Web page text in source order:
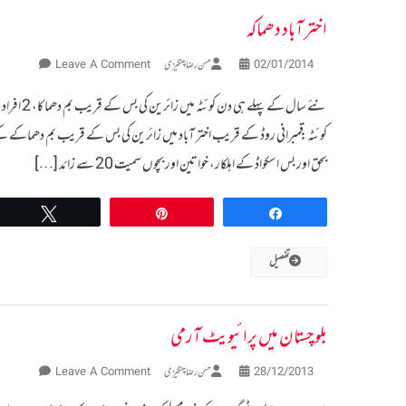
اختر آباد دھماکہ
02/01/2014 حسن رضا چنگیزی Leave A Comment
On
آباد
دھماکہ
نئے سال کے
بحق اور بس اسکواڈ کے اہلکار، خواتین اور بچوں سمیت 20 سے زائد […]
تفصیل
بلوچستان میں پرائیویٹ آرمی
28/12/2013 حسن رضا چنگیزی Leave A Comment
On